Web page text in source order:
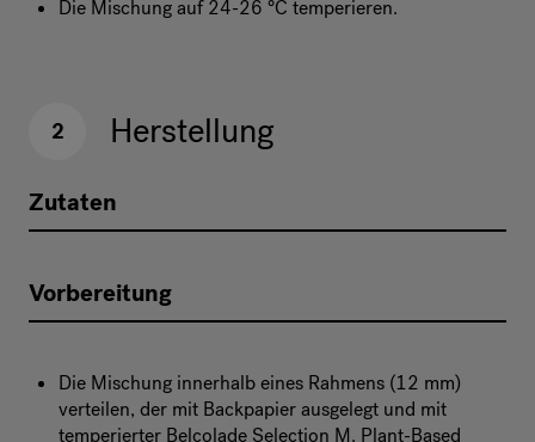
Die Mischung auf 24-26 °C temperieren.
2 Herstellung
Zutaten
Vorbereitung
Die Mischung innerhalb eines Rahmens (12 mm)
verteilen, der mit Backpapier ausgelegt und mit
temperierter Belcolade Selection M. Plant-Based